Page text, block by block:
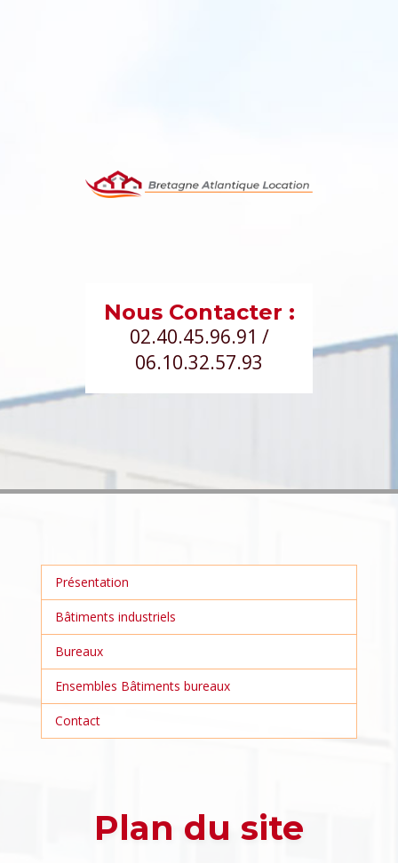
Nous Contacter :
02.40.45.96.91 /
06.10.32.57.93
Présentation
Bâtiments industriels
Bureaux
Ensembles Bâtiments bureaux
Contact
Plan du site